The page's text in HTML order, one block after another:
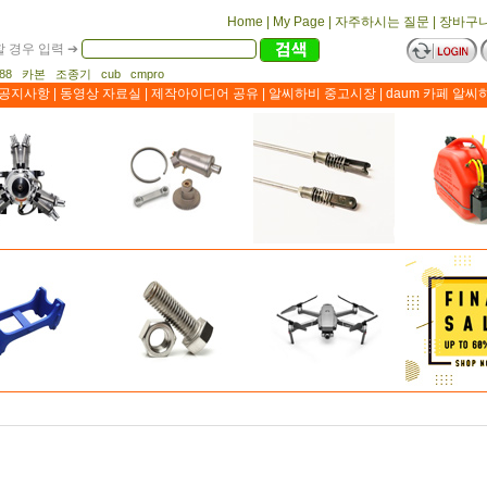
Home My Page 자주하시는 질문
장바구
경우 입력 ➔
카본 조종기 cub cmpro
공지사항 동영상 자료실 제작아이디어 공유 알씨하비 중고시장 daum 카페 알씨